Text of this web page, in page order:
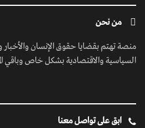
من نحن
منصة تهتم بقضايا حقوق الإنسان والأخبار
السياسية والاقتصادية بشكل خاص وباقي
ابق على تواصل معنا